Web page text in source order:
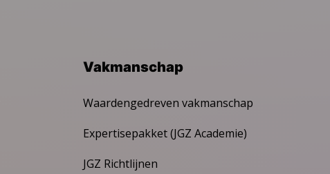
Vakmanschap
Waardengedreven vakmanschap
Expertisepakket (JGZ Academie)
JGZ Richtlijnen